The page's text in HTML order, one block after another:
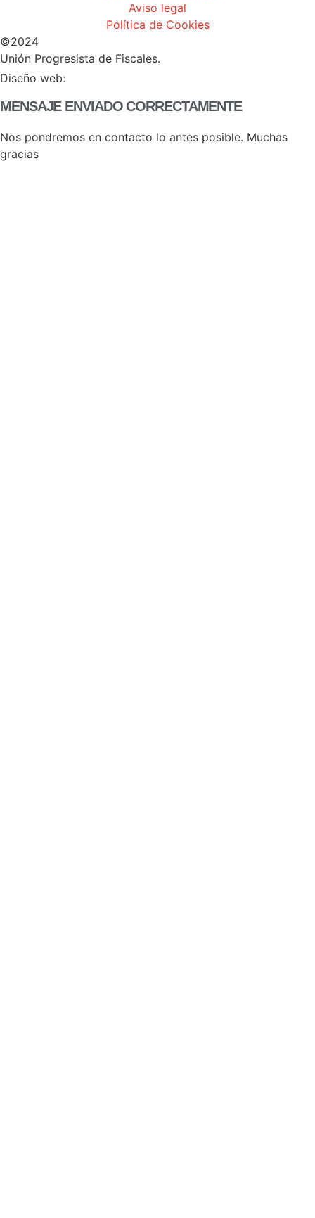
Aviso legal
Política de Cookies
©2024
Unión Progresista de Fiscales.
Diseño web:
MENSAJE ENVIADO CORRECTAMENTE
Nos pondremos en contacto lo antes posible. Muchas
gracias